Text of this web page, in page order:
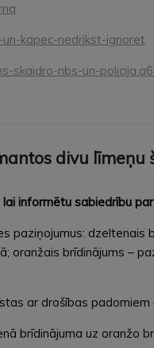
kapec-nedrikst-ignoret
skaidro-nbs-un-
divu līmeņu
informētu sabiedrību
brīdinājums –
ar drošības padomiem
uz oranžo